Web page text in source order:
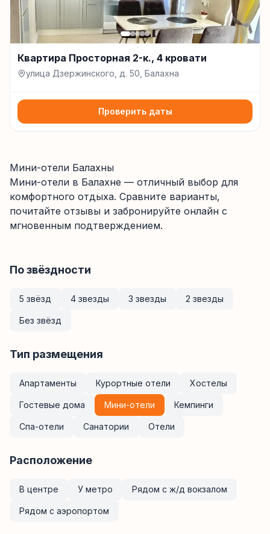
Квартира Просторная 2-к., 4 кровати
улица Дзержинского, д. 50, Балахна
Проверить даты
Мини-отели Балахны
Мини-отели в Балахне — отличный выбор для
комфортного отдыха. Сравните варианты,
почитайте отзывы и забронируйте онлайн с
мгновенным подтверждением.
По звёздности
5 звёзд 4 звезды 3 звезды 2 звезды
Без звёзд
Тип размещения
Апартаменты Курортные отели Хостелы
Гостевые дома Мини-отели Кемпинги
Спа-отели Санатории Отели
Расположение
В центре У метро Рядом с ж/д вокзалом
Рядом с аэропортом